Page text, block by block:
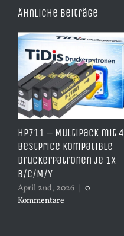
Ähnliche Beiträge
HP711 – Multipack mit 4
BestPrice kompatible
Druckerpatronen je 1x
B/C/M/Y
April 2nd, 2026 | 0
Kommentare